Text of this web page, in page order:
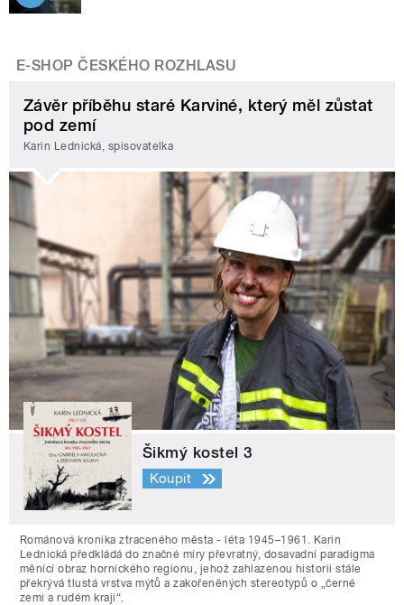
E-SHOP ČESKÉHO ROZHLASU
Závěr příběhu staré Karviné, který měl zůstat
pod zemí
Karin Lednická, spisovatelka
Šikmý kostel 3
Koupit
Románová kronika ztraceného města - léta 1945–1961. Karin
Lednická předkládá do značné míry převratný, dosavadní paradigma
měnící obraz hornického regionu, jehož zahlazenou historii stále
překrývá tlustá vrstva mýtů a zakořeněných stereotypů o „černé
zemi a rudém kraji“.